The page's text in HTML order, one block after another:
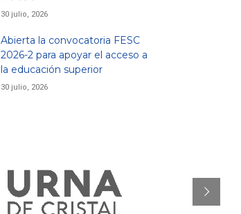
30 julio, 2026
Abierta la convocatoria FESC
2026-2 para apoyar el acceso a
la educación superior
30 julio, 2026